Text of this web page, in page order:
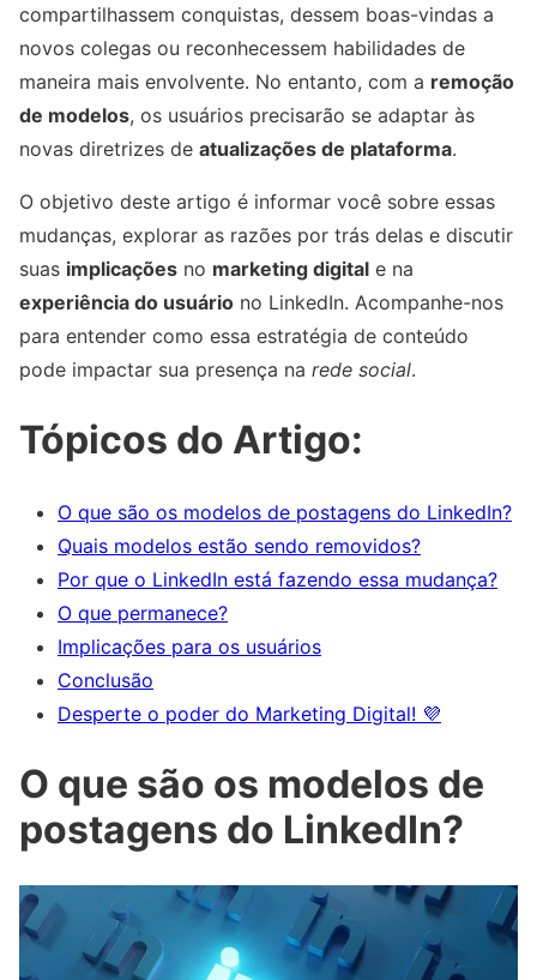
compartilhassem conquistas, dessem boas-vindas a
novos colegas ou reconhecessem habilidades de
maneira mais envolvente. No entanto, com a remoção
de modelos, os usuários precisarão se adaptar às
novas diretrizes de atualizações de plataforma.
O objetivo deste artigo é informar você sobre essas
mudanças, explorar as razões por trás delas e discutir
suas implicações no marketing digital e na
experiência do usuário no LinkedIn. Acompanhe-nos
para entender como essa estratégia de conteúdo
pode impactar sua presença na rede social.
Tópicos do Artigo:
O que são os modelos de postagens do LinkedIn?
Quais modelos estão sendo removidos?
Por que o LinkedIn está fazendo essa mudança?
O que permanece?
Implicações para os usuários
Conclusão
Desperte o poder do Marketing Digital! 💜
O que são os modelos de
postagens do LinkedIn?